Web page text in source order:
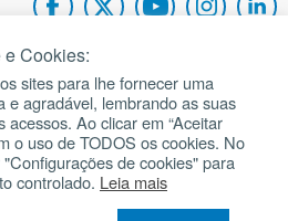
Paulo II
Cookies:
sites para lhe fornecer uma
e agradável, lembrando as suas
Ao clicar em “Aceitar
o uso de TODOS os cookies. No
de cookies" para
controlado. Leia mais